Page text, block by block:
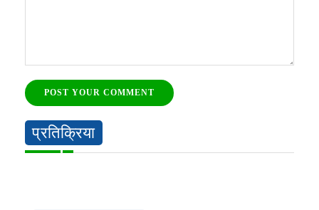
POST YOUR COMMENT
प्रतिक्रिया